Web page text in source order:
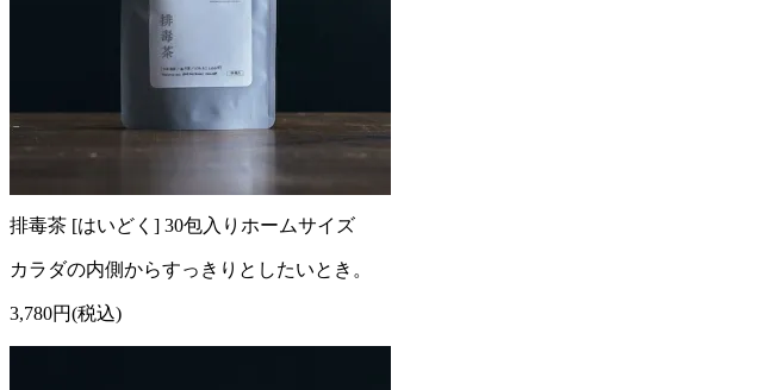
排毒茶 [はいどく] 30包入りホームサイズ
カラダの内側からすっきりとしたいとき。
3,780円(税込)